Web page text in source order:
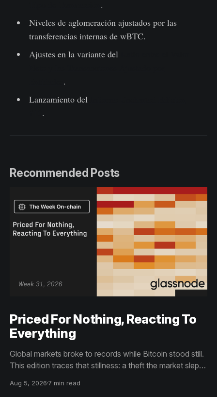
.
Niveles de aglomeración ajustados por las
transferencias internas de wBTC.
Ajustes en la variante del
.
Lanzamiento del
.
Recommended Posts
Priced For Nothing, Reacting To
Everything
Global markets broke to records while Bitcoin stood still.
This edition traces that stillness: a theft the market slept
than capitulation, and an options market priced for
Aug 5, 2026 7 min read